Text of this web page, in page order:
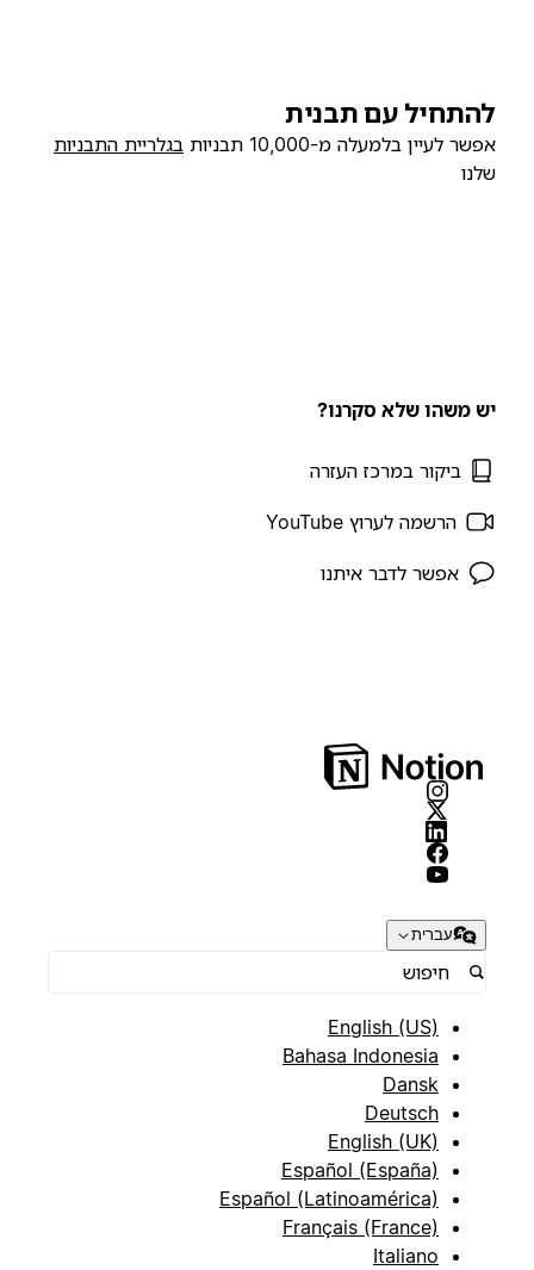
להתחיל עם תבנית
אפשר לעיין בלמעלה מ-10,000 תבניות
בגלריית התבניות
שלנו
יש משהו שלא סקרנו?
ביקור במרכז העזרה
הרשמה לערוץ YouTube
אפשר לדבר איתנו
עברית
English (US)
Bahasa Indonesia
Dansk
Deutsch
English (UK)
Español (España)
Español (Latinoamérica)
Français (France)
Italiano